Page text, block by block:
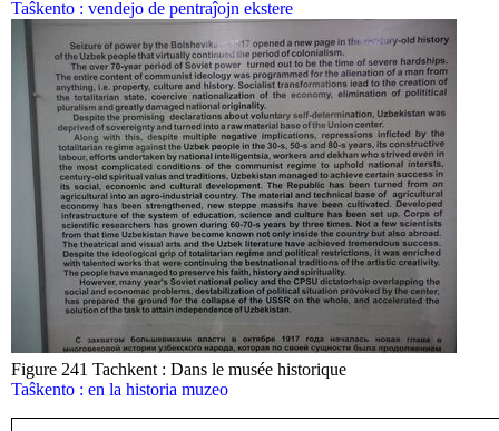
Taŝkento : vendejo de pentraĵojn ekstere
Figure 241 Tachkent : Dans le musée historique
Taŝkento : en la historia muzeo